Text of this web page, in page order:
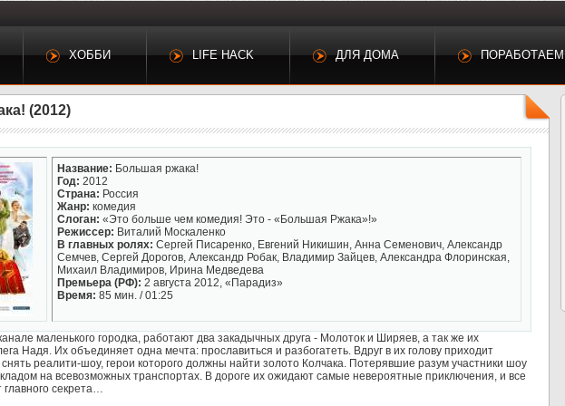
ХОББИ LIFE HACK ДЛЯ ДОМА ПОРАБОТАЕМ
(2012)
Название: Большая ржака!
Год: 2012
Страна: Россия
Жанр: комедия
Слоган: «Это больше чем комедия! Это - «Большая Ржака»!»
Режиссер: Виталий Москаленко
В главных ролях: Сергей Писаренко, Евгений Никишин, Анна Семенович, Александр
Семчев, Сергей Дорогов, Александр Робак, Владимир Зайцев, Александра Флоринская,
Михаил Владимиров, Ирина Медведева
Премьера (РФ): 2 августа 2012, «Парадиз»
Время: 85 мин. / 01:25
маленького городка, работают два закадычных друга - Молоток и Ширяев, а так же их
Надя. Их объединяет одна мечта: прославиться и разбогатеть. Вдруг в их голову приходит
реалити-шоу, герои которого должны найти золото Колчака. Потерявшие разум участники шоу
на всевозможных транспортах. В дороге их ожидают самые невероятные приключения, и все
секрета…